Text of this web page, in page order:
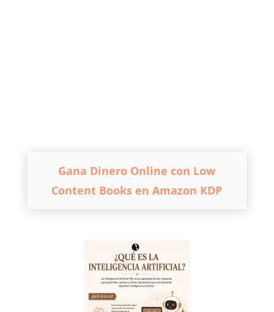
Gana Dinero Online con Low
Content Books en Amazon KDP